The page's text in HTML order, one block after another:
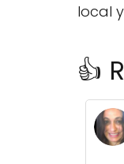
local
👍